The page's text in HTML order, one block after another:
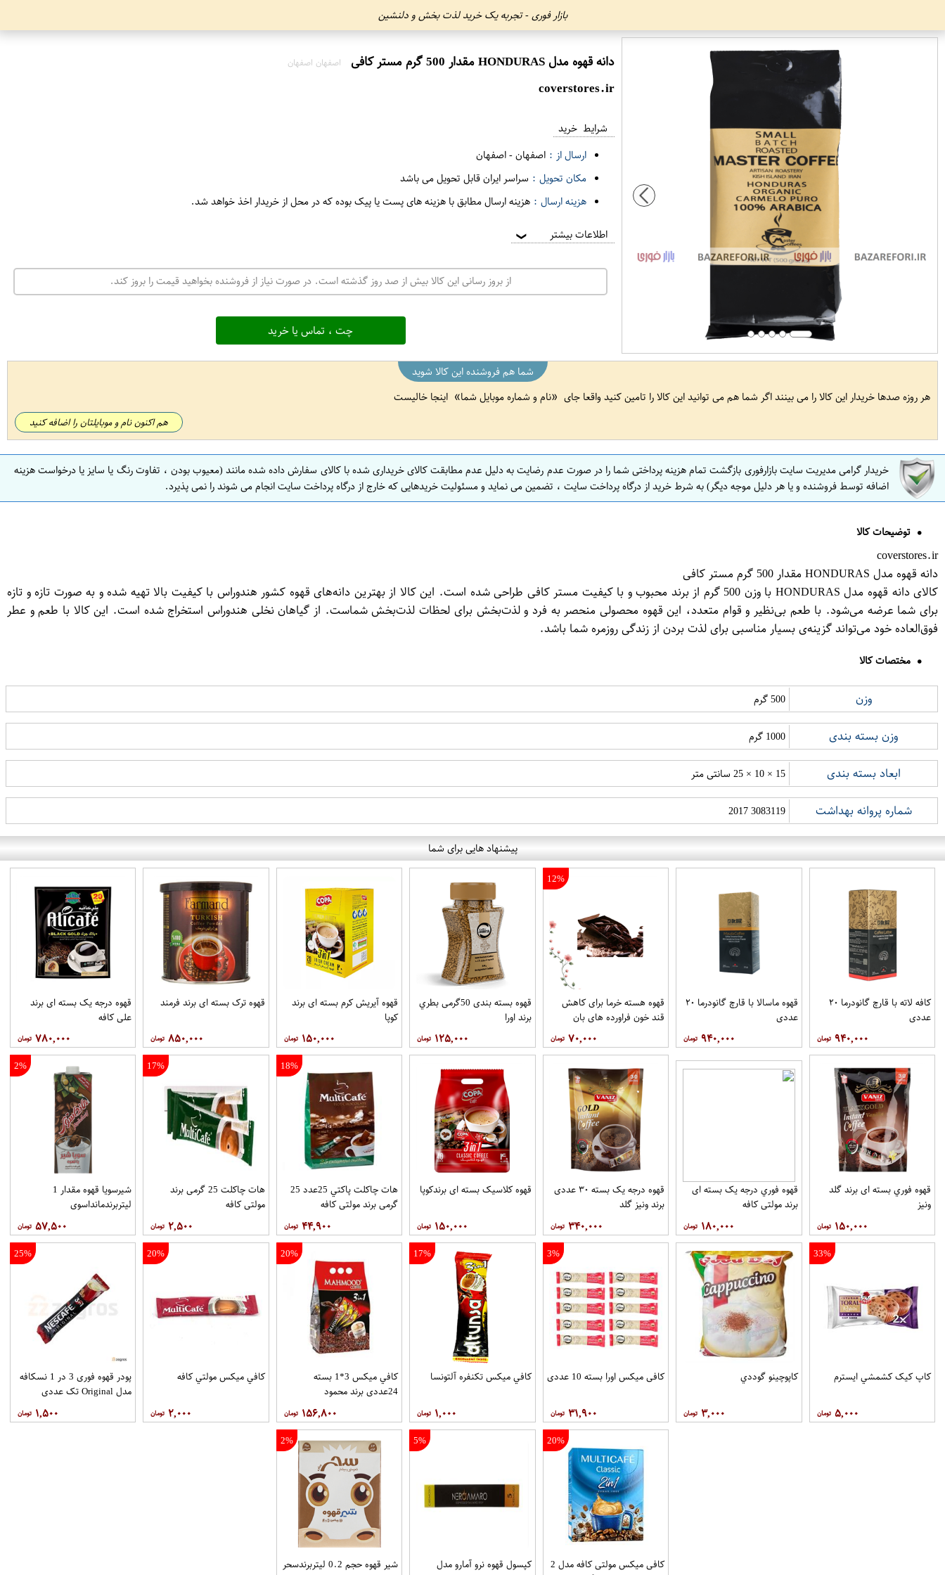
بازار فوری - تجربه یک خرید لذت بخش و دلنشین
دانه قهوه مدل HONDURAS مقدار 500 گرم مستر کافی اصفهان اصفهان
coverstores.ir
شرایط خرید
ارسال از : اصفهان-اصفهان
مکان تحویل : سراسر ایران قابل تحویل می باشد
هزینه ارسال : هزینه ارسال مطابق با هزینه های پست یا پیک بوده که در محل از خریدار اخذ خواهد شد.
اطلاعات بیشتر ❯
از بروز رسانی این کالا بیش از صد روز گذشته است. در صورت نیاز از فروشنده بخواهید قیمت را بروز کند.
چت ، تماس یا خرید
شما هم فروشنده این کالا شوید
هر روزه صدها خریدار این کالا را می بینند اگر شما هم می توانید این کالا را تامین کنید واقعا جای
نام و شماره موبایل شما اینجا خالیست
هم اکنون نام و موبایلتان را اضافه کنید
خریدار گرامی مدیریت سایت بازارفوری بازگشت تمام هزینه پرداختی شما را در صورت عدم رضایت به دلیل عدم مطابقت کالای خریداری شده با کالای سفارش داده شده مانند (معیوب بودن ، تفاوت رنگ یا سایز یا درخواست هزینه
اضافه توسط فروشنده و یا هر دلیل موجه دیگر) به شرط خرید از درگاه پرداخت سایت ، تضمین می نماید و مسئولیت خریدهایی که خارج از درگاه پرداخت سایت انجام می شوند را نمی پذیرد.
توضیحات کالا
coverstores.ir
دانه قهوه مدل HONDURAS مقدار 500 گرم مستر کافی
کالای دانه قهوه مدل HONDURAS با وزن 500 گرم از برند محبوب و با کیفیت مستر کافی طراحی شده است. این کالا از بهترین دانه‌های قهوه کشور هندوراس با کیفیت بالا تهیه شده و به صورت تازه و تازه
برای شما عرضه می‌شود. با طعم بی‌نظیر و قوام متعدد، این قهوه محصولی منحصر به فرد و لذت‌بخش برای لحظات لذت‌بخش شماست. از گیاهان نخلی هندوراس استخراج شده است. این کالا با طعم و عطر
فوق‌العاده خود می‌تواند گزینه‌ی بسیار مناسبی برای لذت بردن از زندگی روزمره شما باشد.
مختصات کالا
وزن 500 گرم
وزن بسته بندی 1000 گرم
ابعاد بسته بندی 15 × 10 × 25 سانتی متر
شماره پروانه بهداشت 3083119 2017
پیشنهاد هایی برای شما
کافه لاته با قارچ گانودرما ۲۰
عددی
۹۴۰,۰۰۰
قهوه ماسالا با قارچ گانودرما ۲۰
عددی
۹۴۰,۰۰۰
12%
قهوه هسته خرما برای کاهش
قند خون فراورده های بان
۷۰,۰۰۰
قهوه بسته بندی 50گرمی بطري
برند اورا
۱۲۵,۰۰۰
قهوه آيريش کرم بسته ای برند
کوپا
۱۵۰,۰۰۰
قهوه ترک بسته ای برند فرمند
۸۵۰,۰۰۰
قهوه درجه یک بسته ای برند
علي کافه
۷۸۰,۰۰۰
قهوه فوري بسته ای برند گلد
ونيز
۱۵۰,۰۰۰
قهوه فوري درجه یک بسته ای
برند مولتي کافه
۱۸۰,۰۰۰
قهوه درجه یک بسته ۳۰ عددی
برند ونيز گلد
۳۴۰,۰۰۰
قهوه کلاسيک بسته ای برندکوپا
۱۵۰,۰۰۰
18%
هات چاکلت پاکتي 25عدد 25
گرمی برند مولتي کافه
۴۴,۹۰۰
17%
هات چاکلت 25 گرمی برند
مولتي کافه
۲,۵۰۰
2%
شیرسویا قهوه مقدار 1
لیتربرندمانداسوی
۵۷,۵۰۰
33%
کاپ کيک کشمشي ايسترم
۵,۰۰۰
کاپوچينو گوددي
۳,۰۰۰
3%
کافی میکس اورا بسته 10 عددی
۳۱,۹۰۰
17%
کافي ميکس تکنفره آلتونسا
۱,۰۰۰
20%
کافي ميکس 3*1 بسته
24عددی برند محمود
۱۵۶,۸۰۰
20%
کافي ميکس مولتي کافه
۲,۰۰۰
25%
پودر قهوه فوری 3 در 1 نسکافه
مدل Original تک عددی
۱,۵۰۰
20%
کافی میکس مولتی کافه مدل 2
5%
کپسول قهوه نرو آمارو مدل
2%
شیر قهوه حجم 0.2 لیتربرندسحر